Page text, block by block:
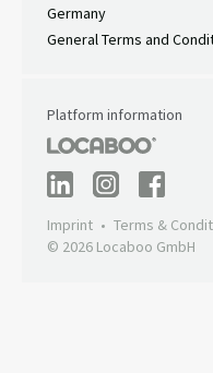
Germany
General Terms and
Platform information
Imprint Terms &
© 2026 Locaboo GmbH